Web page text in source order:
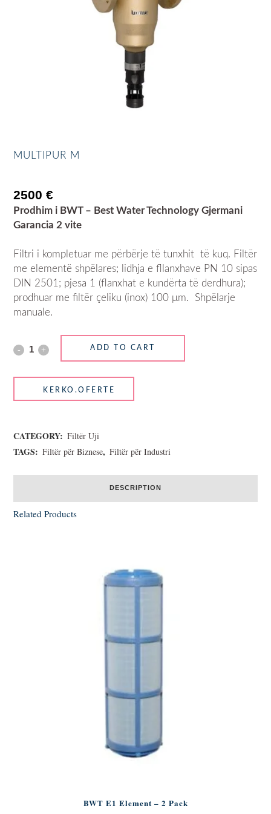
MULTIPUR M
2500€
Prodhim i BWT – Best Water Technology Gjermani
Garancia 2 vite
Filtri i kompletuar me përbërje të tunxhit të kuq. Filtër
me elementë shpëlares; lidhja e fllanxhave PN 10 sipas
DIN 2501; pjesa 1 (flanxhat e kundërta të derdhura);
prodhuar me filtër çeliku (inox) 100 μm. Shpëlarje
manuale.
ADD TO CART
CATEGORY: Filtër Uji
TAGS: Filtër për Biznese, Filtër për Industri
DESCRIPTION
Related Products
BWT E1 Element – 2 Pack